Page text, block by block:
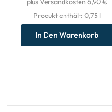
plus Versandkosten 6,90 €
Produkt enthält: 0,75 l
In Den Warenkorb